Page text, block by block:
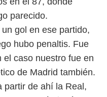
parecido.
gol en ese partido,
hubo penaltis. Fue
el caso nuestro fue en
de Madrid también.
partir de ahí la Real,